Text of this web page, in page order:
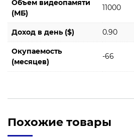
Объем видеопамяти
(МБ)
11000
Доход в день ($) 0.90
Окупаемость
(месяцев)
-66
Похожие товары